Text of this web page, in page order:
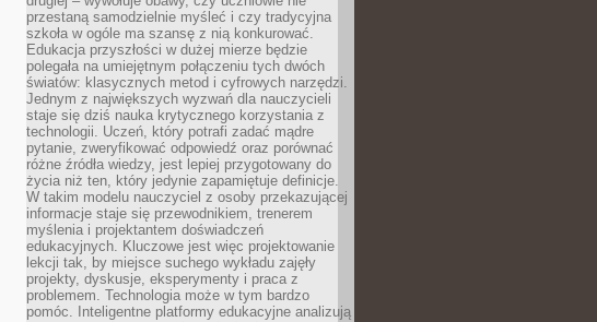
przestaną samodzielnie myśleć i czy tradycyjna
szkoła w ogóle ma szansę z nią konkurować.
Edukacja przyszłości w dużej mierze będzie
polegała na umiejętnym połączeniu tych dwóch
światów: klasycznych metod i cyfrowych narzędzi.
Jednym z największych wyzwań dla nauczycieli
staje się dziś nauka krytycznego korzystania z
technologii. Uczeń, który potrafi zadać mądre
pytanie, zweryfikować odpowiedź oraz porównać
różne źródła wiedzy, jest lepiej przygotowany do
życia niż ten, który jedynie zapamiętuje definicje.
W takim modelu nauczyciel z osoby przekazującej
informacje staje się przewodnikiem, trenerem
myślenia i projektantem doświadczeń
edukacyjnych. Kluczowe jest więc projektowanie
lekcji tak, by miejsce suchego wykładu zajęły
projekty, dyskusje, eksperymenty i praca z
problemem. Technologia może w tym bardzo
pomóc. Inteligentne platformy edukacyjne analizują